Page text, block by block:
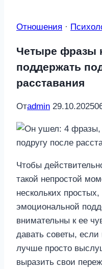
Отношения ·
Четыре фразы
поддержать
расставания
Отadmin 29.10.2025
Чтобы
такой непростой
нескольких
эмоциональной
внимательны к ее
давать советы, если
лучше просто
выразить свои